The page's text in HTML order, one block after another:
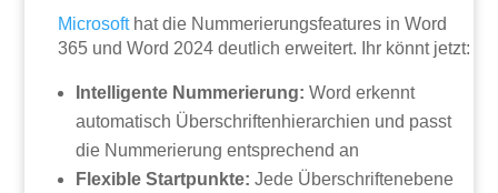
Microsofthat die Nummerierungsfeatures in Word
365 und Word 2024 deutlich erweitert. Ihr könnt jetzt:
Intelligente Nummerierung: Word erkennt
automatisch Überschriftenhierarchien und passt
die Nummerierung entsprechend an
Flexible Startpunkte: Jede Überschriftenebene